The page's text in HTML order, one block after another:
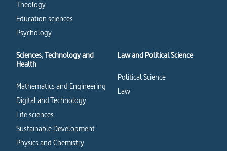
Theology
Education sciences
Psychology
Sciences, Technology and
Health
Mathematics and Engineering
Digital and Technology
Life sciences
Sustainable Development
Physics and Chemistry
Law and Political Science
Political Science
Law